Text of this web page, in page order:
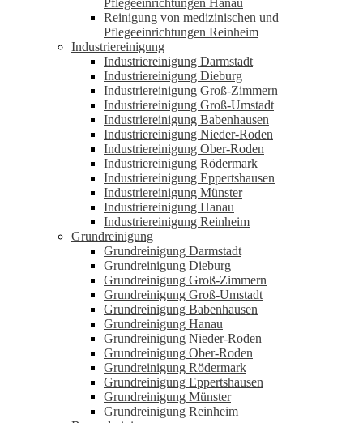
Pflegeeinrichtungen Hanau
Reinigung von medizinischen und
Pflegeeinrichtungen Reinheim
Industriereinigung
Industriereinigung Darmstadt
Industriereinigung Dieburg
Industriereinigung Groß-Zimmern
Industriereinigung Groß-Umstadt
Industriereinigung Babenhausen
Industriereinigung Nieder-Roden
Industriereinigung Ober-Roden
Industriereinigung Rödermark
Industriereinigung Eppertshausen
Industriereinigung Münster
Industriereinigung Hanau
Industriereinigung Reinheim
Grundreinigung
Grundreinigung Darmstadt
Grundreinigung Dieburg
Grundreinigung Groß-Zimmern
Grundreinigung Groß-Umstadt
Grundreinigung Babenhausen
Grundreinigung Hanau
Grundreinigung Nieder-Roden
Grundreinigung Ober-Roden
Grundreinigung Rödermark
Grundreinigung Eppertshausen
Grundreinigung Münster
Grundreinigung Reinheim